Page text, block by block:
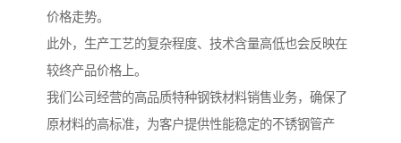
价格走势。
此外，生产工艺的复杂程度、技术含量高低也会反映在
较终产品价格上。
我们公司经营的高品质特种钢铁材料销售业务，确保了
原材料的高标准，为客户提供性能稳定的不锈钢管产